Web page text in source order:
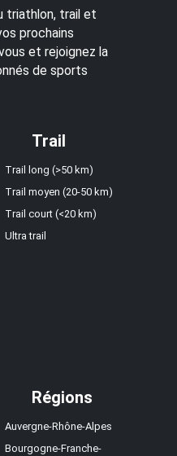
triathlon, trail et
prochains
et rejoignez la
de sports
Trail
Trail long (>50 km)
Trail moyen (20-50 km)
Trail court (<20 km)
Ultra trail
Régions
Auvergne-Rhône-Alpes
Bourgogne-Franche-